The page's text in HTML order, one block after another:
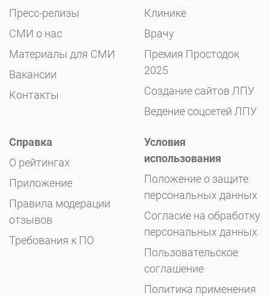
Пресс-релизы
СМИ о нас
Материалы для СМИ
Вакансии
Контакты
Клинике
Врачу
Премия Простодок
2025
Создание сайтов ЛПУ
Ведение соцсетей ЛПУ
Справка
О рейтингах
Приложение
Правила модерации
отзывов
Требования к ПО
Условия
использования
Положение о защите
персональных данных
Согласие на обработку
персональных данных
Пользовательское
соглашение
Политика применения